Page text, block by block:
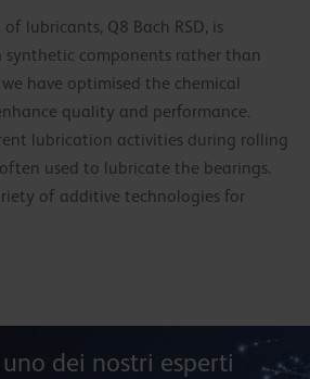
lubricants, Q8 Bach RSD, is
synthetic components rather than
have optimised the chemical
quality and performance.
lubrication activities during rolling
used to lubricate the bearings.
of additive technologies for
dei nostri esperti